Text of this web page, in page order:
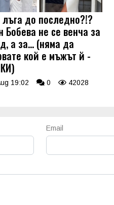
до последно?!?
Бобева не се венча за
а за... (няма да
кой е мъжът й -
19:02 0 42028
Email